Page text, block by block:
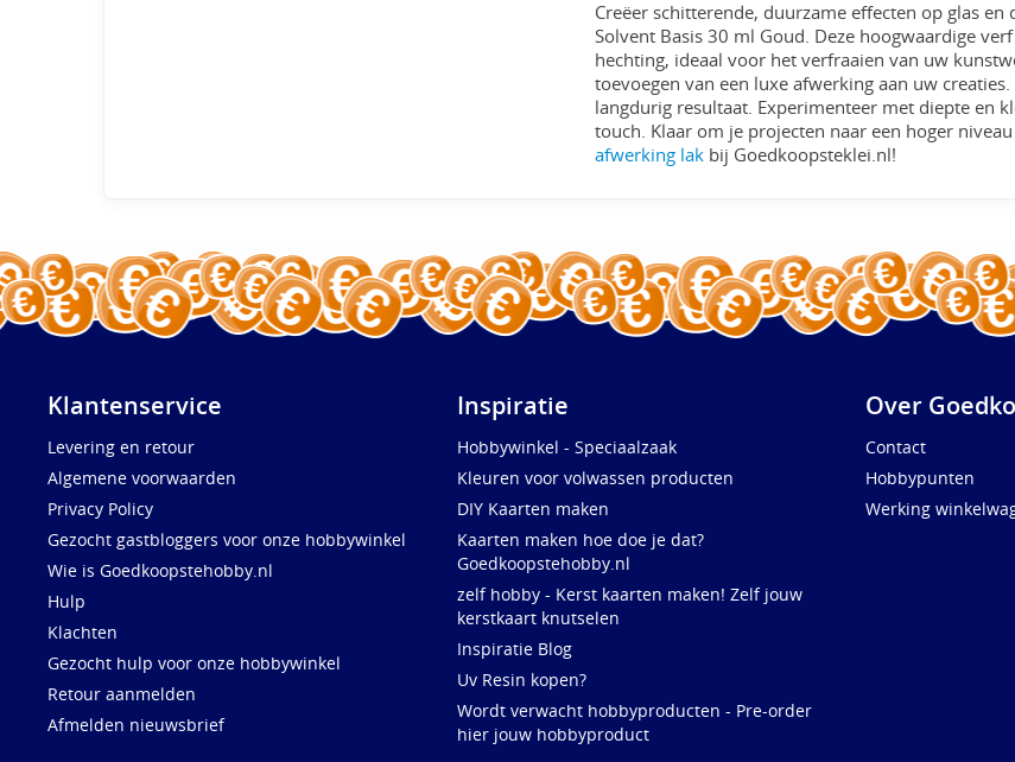
Creëer schitterende, duurzame effecten op glas
Solvent Basis 30 ml Goud. Deze hoogwaardige
hechting, ideaal voor het verfraaien van uw
toevoegen van een luxe afwerking aan uw
langdurig resultaat. Experimenteer met diepte en
touch. Klaar om je projecten naar een hoger
afwerking lak bij Goedkoopsteklei.nl!
Klantenservice
Levering en retour
Algemene voorwaarden
Privacy Policy
Gezocht gastbloggers voor onze hobbywinkel
Wie is Goedkoopstehobby.nl
Hulp
Klachten
Gezocht hulp voor onze hobbywinkel
Retour aanmelden
Afmelden nieuwsbrief
Inspiratie
Hobbywinkel - Speciaalzaak
Kleuren voor volwassen producten
DIY Kaarten maken
Kaarten maken hoe doe je dat?
Goedkoopstehobby.nl
zelf hobby - Kerst kaarten maken! Zelf jouw
kerstkaart knutselen
Inspiratie Blog
Uv Resin kopen?
Wordt verwacht hobbyproducten - Pre-order
hier jouw hobbyproduct
Over
Contact
Hobbypunten
Werking